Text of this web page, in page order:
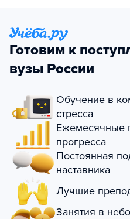
Готовим к
вузы России
Обучение в
стресса
Ежемесячные
прогресса
Постоянная
наставника
Лучшие
Занятия в